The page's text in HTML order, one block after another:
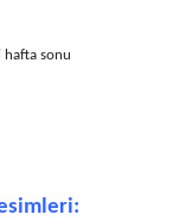
hafta sonu